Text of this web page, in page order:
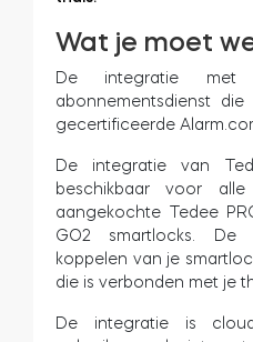
Wat je moet
De integratie
abonnementsdienst
gecertificeerde
De integratie van
beschikbaar voor
aangekochte Tedee
GO2 smartlocks. De
koppelen van je
die is verbonden met je
De integratie is